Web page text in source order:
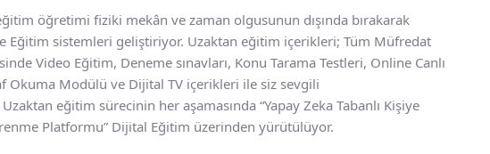
öğretimi fiziki mekân ve zaman olgusunun dışında bırakarak
Eğitim sistemleri geliştiriyor. Uzaktan eğitim içerikleri; Tüm Müfredat
Video Eğitim, Deneme sınavları, Konu Tarama Testleri, Online Canlı
Okuma Modülü ve Dijital TV içerikleri ile siz sevgili
eğitim sürecinin her aşamasında “Yapay Zeka Tabanlı Kişiye
Platformu” Dijital Eğitim üzerinden yürütülüyor.